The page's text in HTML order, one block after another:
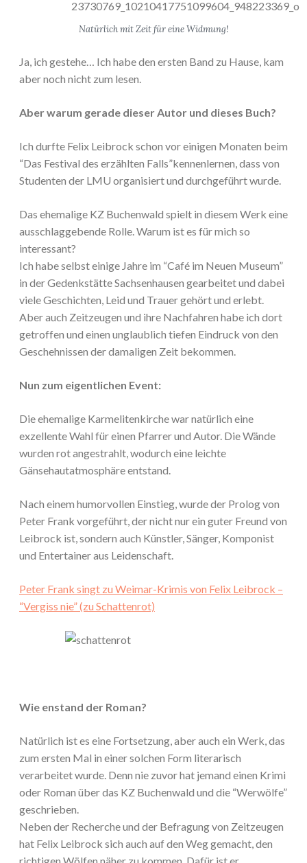
Natürlich mit Zeit für eine Widmung!
Ja, ich gestehe… Ich habe den ersten Band zu Hause, kam
aber noch nicht zum lesen.
Aber warum gerade dieser Autor und dieses Buch?
Ich durfte Felix Leibrock schon vor einigen Monaten beim
“Das Festival des erzählten Falls”kennenlernen, dass von
Studenten der LMU organisiert und durchgeführt wurde.
Das ehemalige KZ Buchenwald spielt in diesem Werk eine
ausschlaggebende Rolle. Warum ist es für mich so
interessant?
Ich habe selbst einige Jahre im “Café im Neuen Museum”
in der Gedenkstätte Sachsenhausen gearbeitet und dabei
viele Geschichten, Leid und Trauer gehört und erlebt.
Aber auch Zeitzeugen und ihre Nachfahren habe ich dort
getroffen und einen unglaublich tiefen Eindruck von den
Geschehnissen der damaligen Zeit bekommen.
Nun zum eigentlichen Event:
Die ehemalige Karmelitenkirche war natürlich eine
exzellente Wahl für einen Pfarrer und Autor. Die Wände
wurden rot angestrahlt, wodurch eine leichte
Gänsehautatmosphäre entstand.
Nach einem humorvollen Einstieg, wurde der Prolog von
Peter Frank vorgeführt, der nicht nur ein guter Freund von
Leibrock ist, sondern auch Künstler, Sänger, Komponist
und Entertainer aus Leidenschaft.
Peter Frank singt zu Weimar-Krimis von Felix Leibrock –
“Vergiss nie” (zu Schattenrot)
Wie enstand der Roman?
Natürlich ist es eine Fortsetzung, aber auch ein Werk, das
zum ersten Mal in einer solchen Form literarisch
verarbeitet wurde. Denn nie zuvor hat jemand einen Krimi
oder Roman über das KZ Buchenwald und die “Werwölfe”
geschrieben.
Neben der Recherche und der Befragung von Zeitzeugen
hat Felix Leibrock sich auch auf den Weg gemacht, den